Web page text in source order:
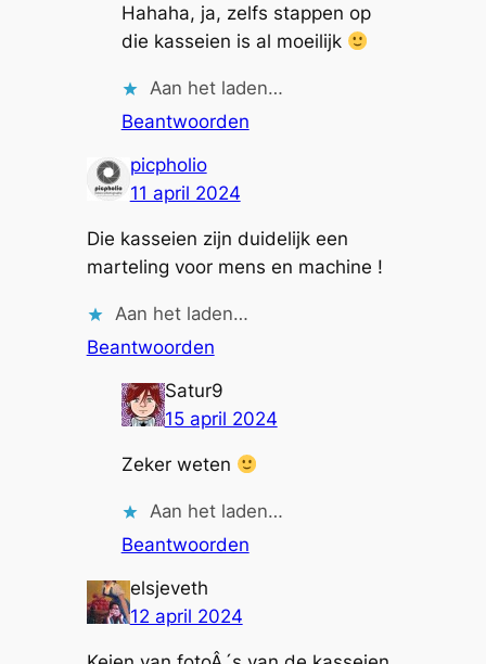
Hahaha, ja, zelfs stappen op
die kasseien is al moeilijk
Aan het laden…
Beantwoorden
picpholio
11 april 2024
Die kasseien zijn duidelijk een
marteling voor mens en machine !
Aan het laden…
Beantwoorden
Satur9
15 april 2024
Zeker weten
Aan het laden…
Beantwoorden
elsjeveth
12 april 2024